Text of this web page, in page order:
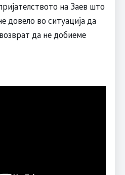
на Заев што
довело во ситуација да
да не добиеме